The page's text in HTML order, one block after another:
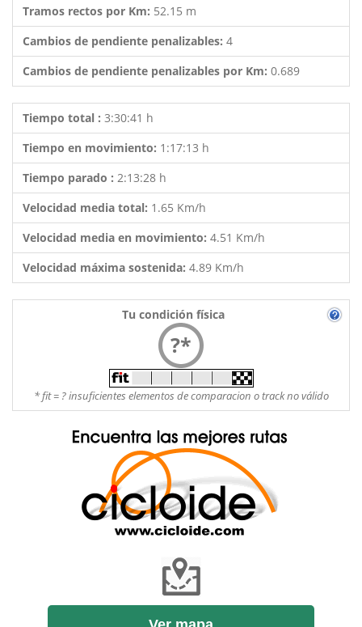
Tramos rectos por Km: 52.15 m
Cambios de pendiente penalizables: 4
Cambios de pendiente penalizables por Km: 0.689
Tiempo total : 3:30:41 h
Tiempo en movimiento: 1:17:13 h
Tiempo parado : 2:13:28 h
Velocidad media total: 1.65 Km/h
Velocidad media en movimiento: 4.51 Km/h
Velocidad máxima sostenida: 4.89 Km/h
Tu condición física
?*
* fit = ? insuficientes elementos de comparacion o track no válido